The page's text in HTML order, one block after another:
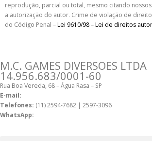
reprodução, parcial ou total, mesmo citando
a autorização do autor. Crime de violação de
do Código Penal –Lei 9610/98 – Lei de direitos
M.C. GAMES DIVERSOES LTDA
14.956.683/0001-60
Rua Boa Vereda, 68 – Água Rasa – SP
E-mail:
Telefones: (11) 2594-7682 | 2597-3096
WhatsApp: